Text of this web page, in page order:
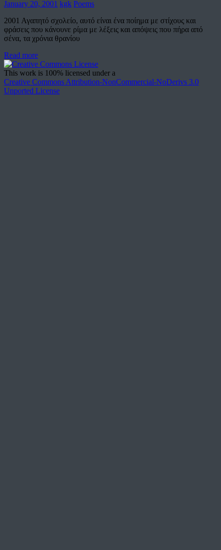
January 20, 2001 kgk Poems
2001 Αγαπητό σχολείο, αυτό είναι ένα ποίημα με στίχους και
φράσεις που κάνουνε ρίμα με λέξεις και απόψεις που πήρα από
σένα, τα χρόνια θρανίου
Read more
This work is 100% licensed under a
Creative Commons Attribution-NonCommercial-NoDerivs 3.0
Unported License